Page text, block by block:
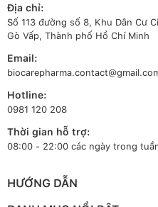
Địa chỉ:
Số 113 đường số 8, Khu Dân Cư
Gò Vấp, Thành phố Hồ Chí Minh
Email:
Hotline:
0981 120 208
Thời gian hỗ trợ:
08:00 - 22:00 các ngày trong
HƯỚNG DẪN